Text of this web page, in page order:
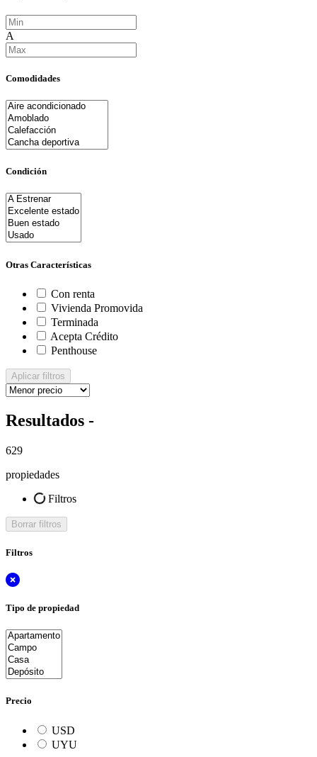
A
Comodidades
Condición
Otras Características
Con renta
Vivienda Promovida
Terminada
Acepta Crédito
Penthouse
Aplicar filtros
Resultados -
629
propiedades
Filtros
Borrar filtros
Filtros
Tipo de propiedad
Precio
USD
UYU